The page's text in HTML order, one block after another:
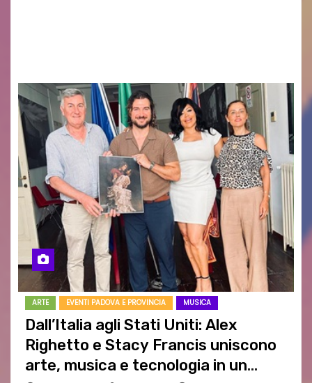
ARTE EVENTI PADOVA E PROVINCIA MUSICA
Dall’Italia agli Stati Uniti: Alex
Righetto e Stacy Francis uniscono
arte, musica e tecnologia in un